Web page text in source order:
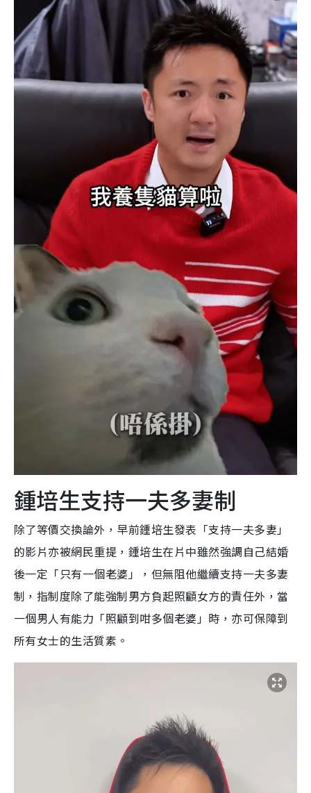
鍾培生支持一夫多妻制
除了等價交換論外，早前鍾培生發表「支持一夫多妻」
的影片亦被網民重提，鍾培生在片中雖然強調自己結婚
後一定「只有一個老婆」，但無阻他繼續支持一夫多妻
制，指制度除了能強制男方負起照顧女方的責任外，當
一個男人有能力「照顧到咁多個老婆」時，亦可保障到
所有女士的生活質素。